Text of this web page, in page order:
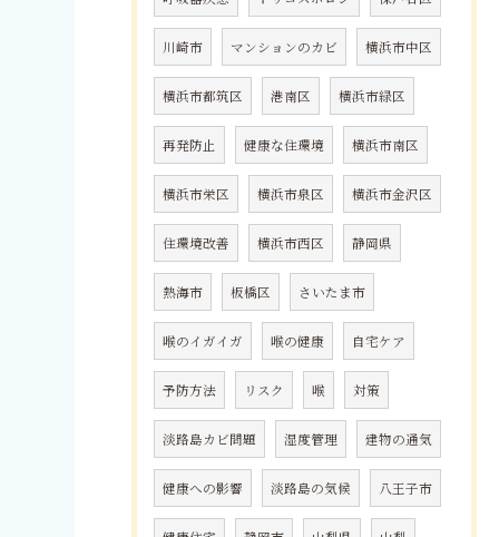
川崎市 マンションのカビ 横浜市中区
横浜市都筑区 港南区 横浜市緑区
再発防止 健康な住環境 横浜市南区
横浜市栄区 横浜市泉区 横浜市金沢区
住環境改善 横浜市西区 静岡県
熱海市 板橋区 さいたま市
喉のイガイガ 喉の健康 自宅ケア
予防方法 リスク 喉 対策
淡路島カビ問題 湿度管理 建物の通気
健康への影響 淡路島の気候 八王子市